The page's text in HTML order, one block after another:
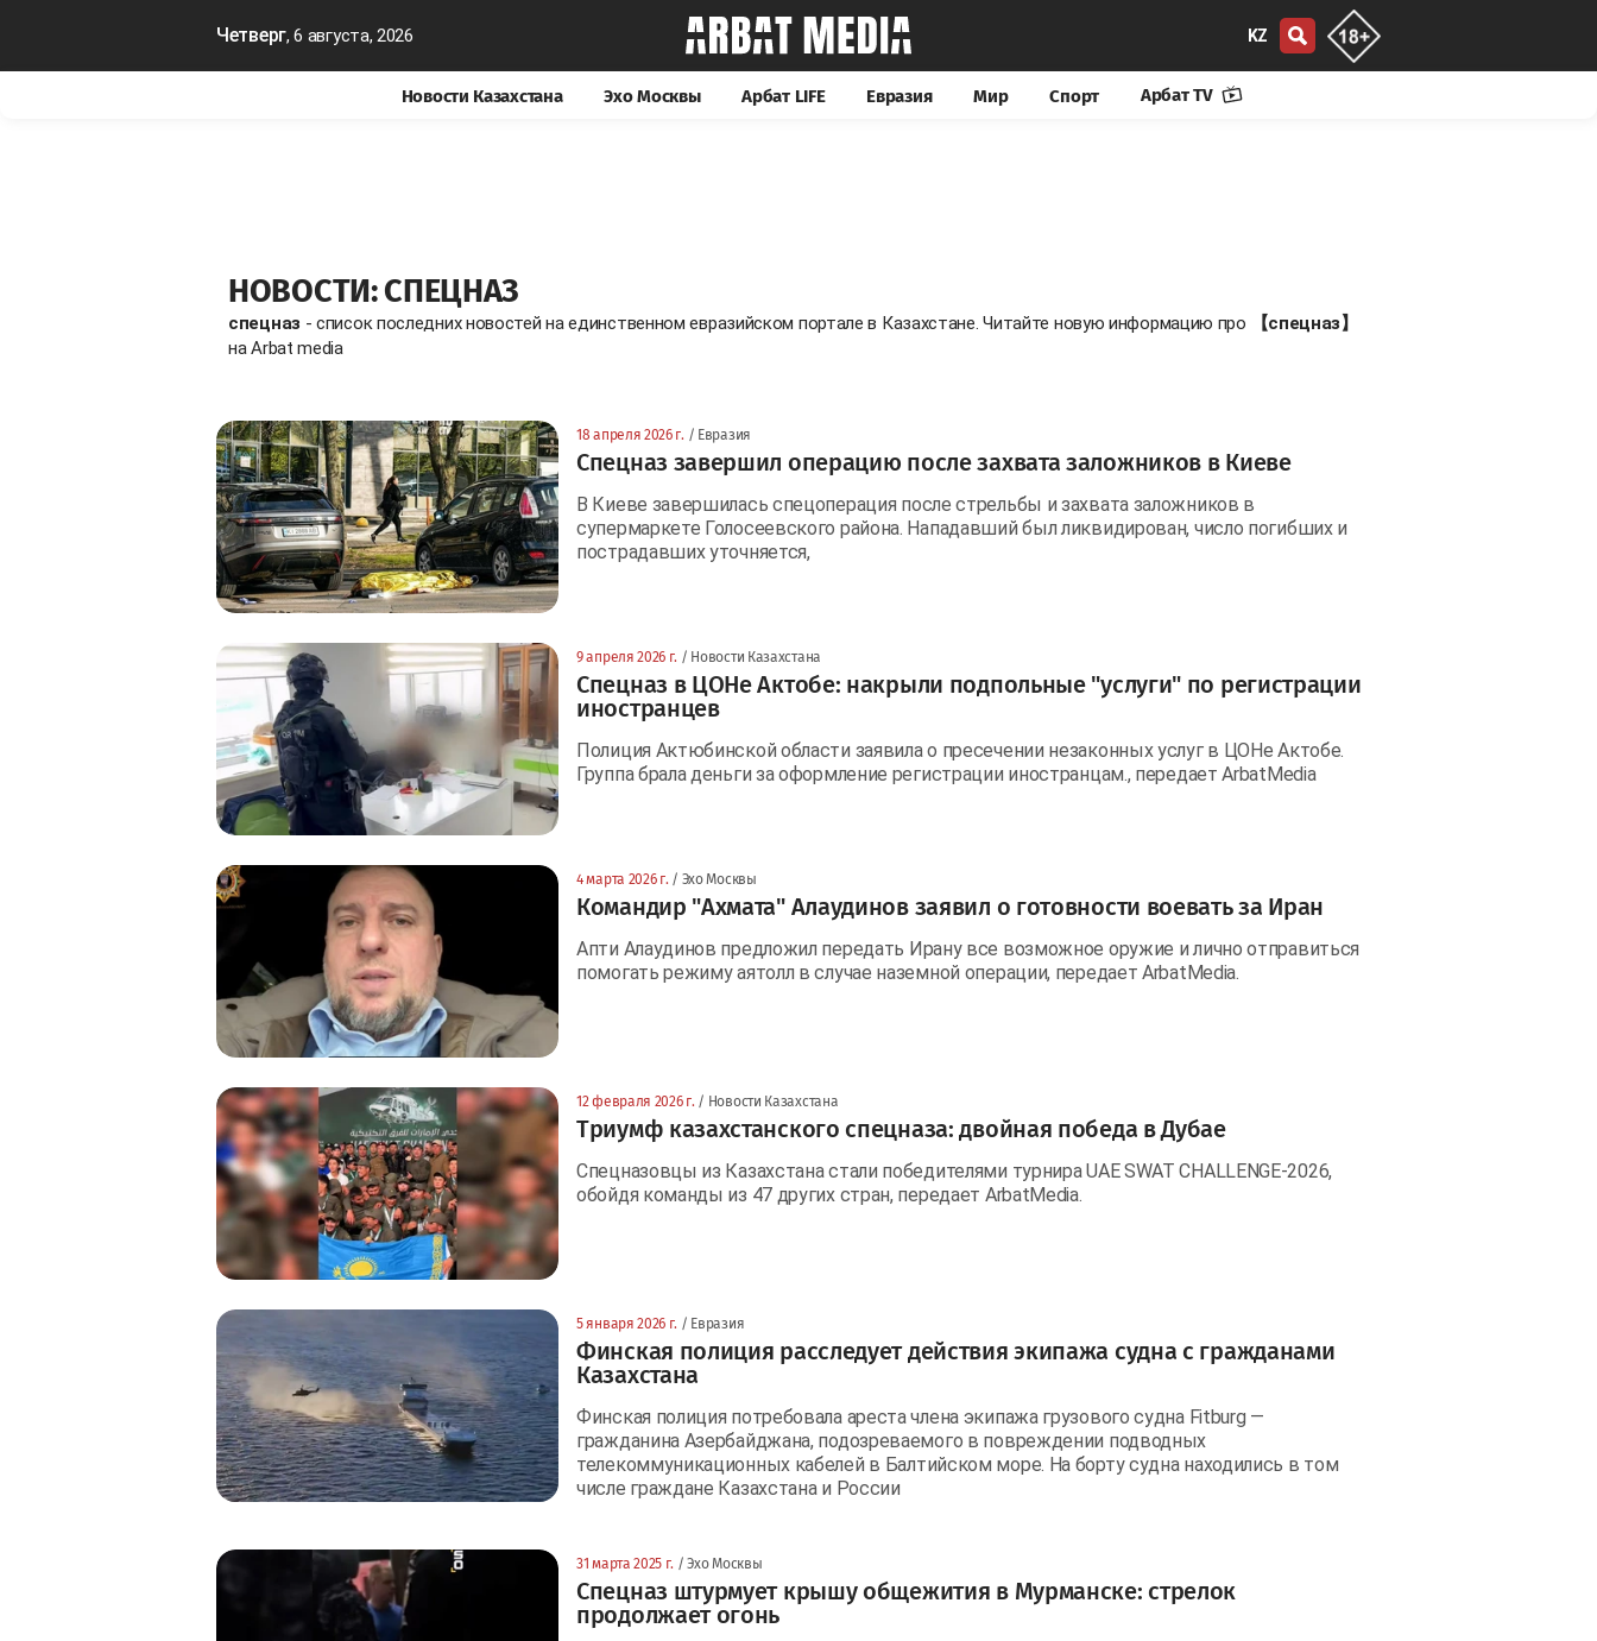
Четверг, 6 августа, 2026 KZ
Новости Казахстана Эхо Москвы Арбат LIFE Евразия Мир Спорт Арбат TV
НОВОСТИ: СПЕЦНАЗ
спецназ - список последних новостей на единственном евразийском портале в Казахстане. Читайте новую информацию про
【спецназ】
на Arbat media
18 апреля 2026 г. / Евразия
Спецназ завершил операцию после захвата заложников в Киеве
В Киеве завершилась спецоперация после стрельбы и захвата заложников в
супермаркете Голосеевского района. Нападавший был ликвидирован, число погибших и
пострадавших уточняется,
9 апреля 2026 г. / Новости Казахстана
Спецназ в ЦОНе Актобе: накрыли подпольные "услуги" по регистрации
иностранцев
Полиция Актюбинской области заявила о пресечении незаконных услуг в ЦОНе Актобе.
Группа брала деньги за оформление регистрации иностранцам., передает ArbatMedia
4 марта 2026 г. / Эхо Москвы
Командир "Ахмата" Алаудинов заявил о готовности воевать за Иран
Апти Алаудинов предложил передать Ирану все возможное оружие и лично отправиться
помогать режиму аятолл в случае наземной операции, передает ArbatMedia.
12 февраля 2026 г. / Новости Казахстана
Триумф казахстанского спецназа: двойная победа в Дубае
Спецназовцы из Казахстана стали победителями турнира UAE SWAT CHALLENGE-2026,
обойдя команды из 47 других стран, передает ArbatMedia.
5 января 2026 г. / Евразия
Финская полиция расследует действия экипажа судна с гражданами
Казахстана
Финская полиция потребовала ареста члена экипажа грузового судна Fitburg —
гражданина Азербайджана, подозреваемого в повреждении подводных
телекоммуникационных кабелей в Балтийском море. На борту судна находились в том
числе граждане Казахстана и России
31 марта 2025 г. / Эхо Москвы
Спецназ штурмует крышу общежития в Мурманске: стрелок
продолжает огонь